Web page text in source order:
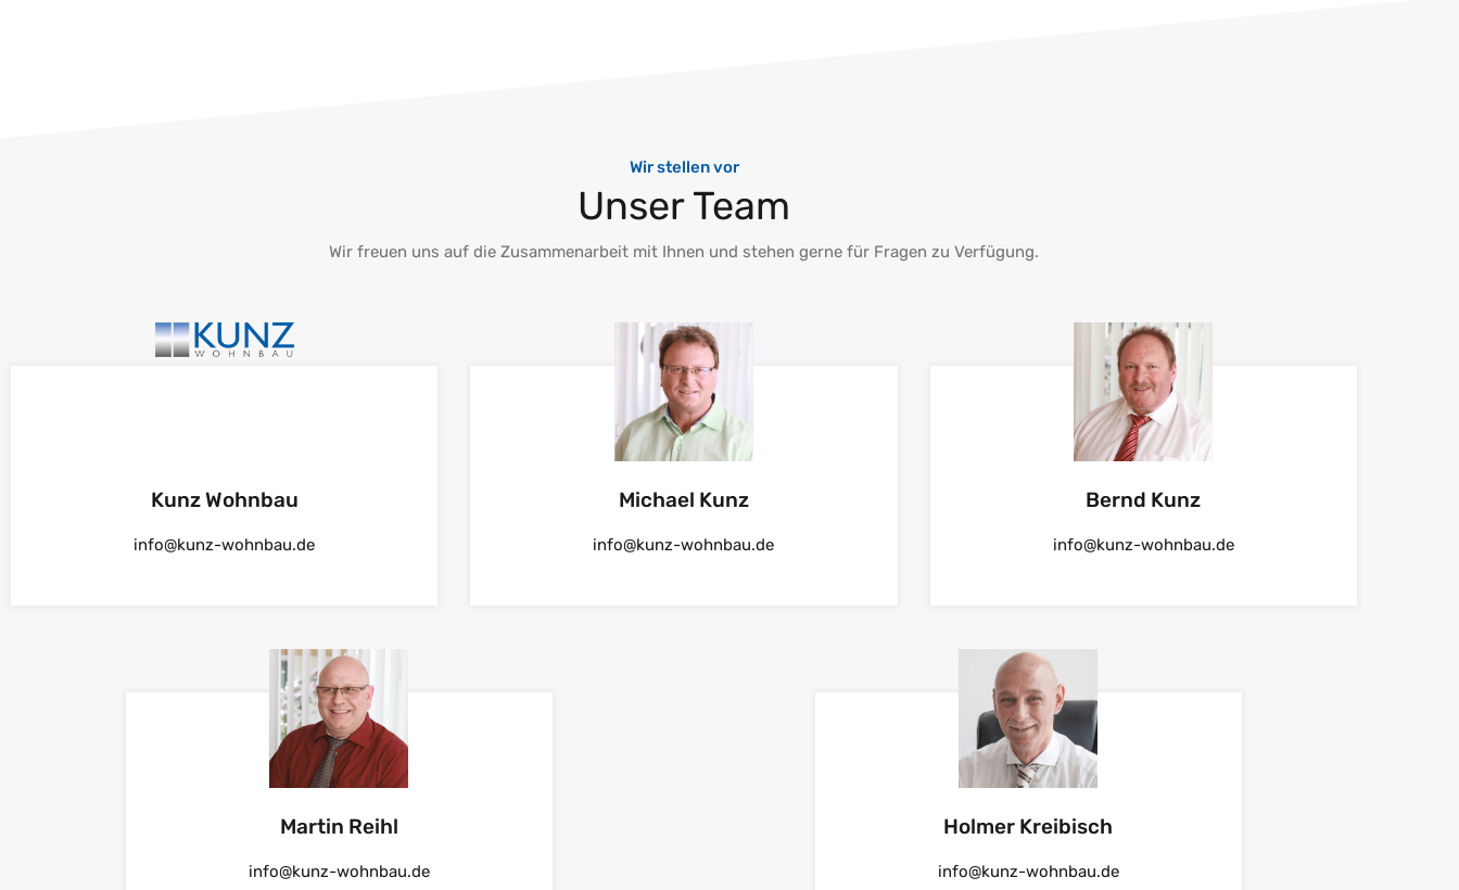
Wir stellen vor
Unser Team
Wir freuen uns auf die Zusammenarbeit mit Ihnen und stehen gerne für Fragen zu Verfügung.
Kunz Wohnbau
info@kunz-wohnbau.de
Michael Kunz
info@kunz-wohnbau.de
Bernd Kunz
info@kunz-wohnbau.de
Martin Reihl
info@kunz-wohnbau.de
Holmer Kreibisch
info@kunz-wohnbau.de